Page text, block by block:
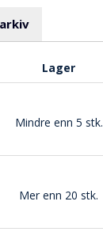
Lager
Mindre enn 5 stk.
Mer enn 20 stk.